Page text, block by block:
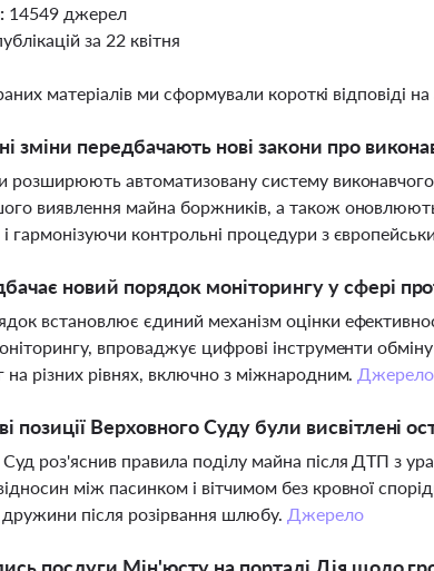
14549 джерел
за 22 квітня
матеріалів ми сформували короткі відповіді
зміни передбачають нові закони про
розширюють автоматизовану систему
виявлення майна боржників, а також
і гармонізуючи контрольні процедури з
новий порядок моніторингу у сфері
встановлює єдиний механізм оцінки
впроваджує цифрові інструменти
на різних рівнях, включно з міжнародним. Джерело
позиції Верховного Суду були висвітлені
роз'яснив правила поділу майна після ДТП з
між пасинком і вітчимом без кровної
після розірвання шлюбу. Джерело